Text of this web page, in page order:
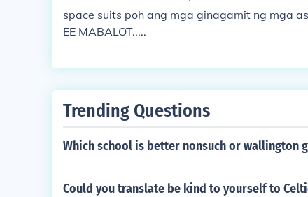
space suits poh ang mga ginagamit ng mga
EE MABALOT.....
Trending Questions
Which school is better nonsuch or wallington
Could you translate be kind to yourself to